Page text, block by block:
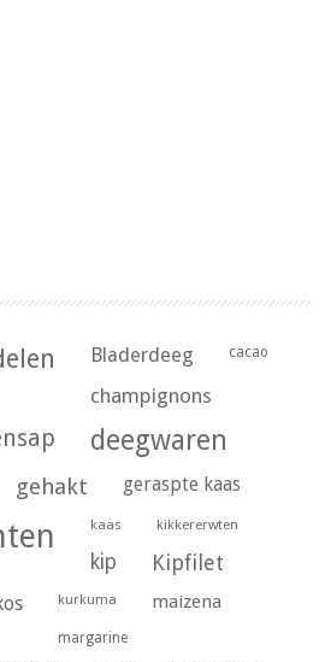
Bladerdeeg cacao
champignons
deegwaren
gehakt geraspte kaas
kaas kikkererwten
kip Kipfilet
kurkuma maizena
margarine